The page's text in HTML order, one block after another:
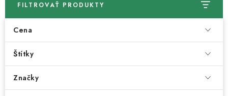
Vonkajšia dlažba
Kontakty
FILTROVAŤ PRODUKTY
Cena
Štítky
Značky